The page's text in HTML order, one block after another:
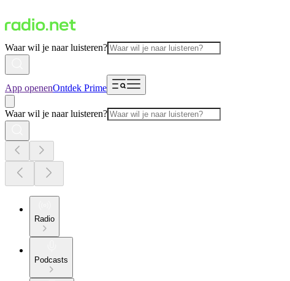
Waar wil je naar luisteren?
App openenOntdek Prime
Waar wil je naar luisteren?
Radio
Podcasts